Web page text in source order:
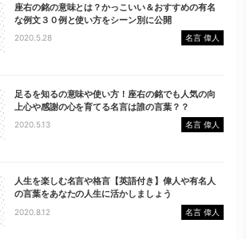
座右の銘の意味とは？かっこいい＆おすすめの有名
な例文３０例と使い方をシーン別に公開
2020.5.28 名言 偉人
足るを知るの意味や使い方！座右の銘でも人気の向
上心や感謝の心を育てる名言は誰の言葉？？
2020.5.13 名言 偉人
人生を楽しむ名言や格言【英語付き】偉人や有名人
の言葉をあなたの人生に活かしましょう
2020.8.12 名言 偉人